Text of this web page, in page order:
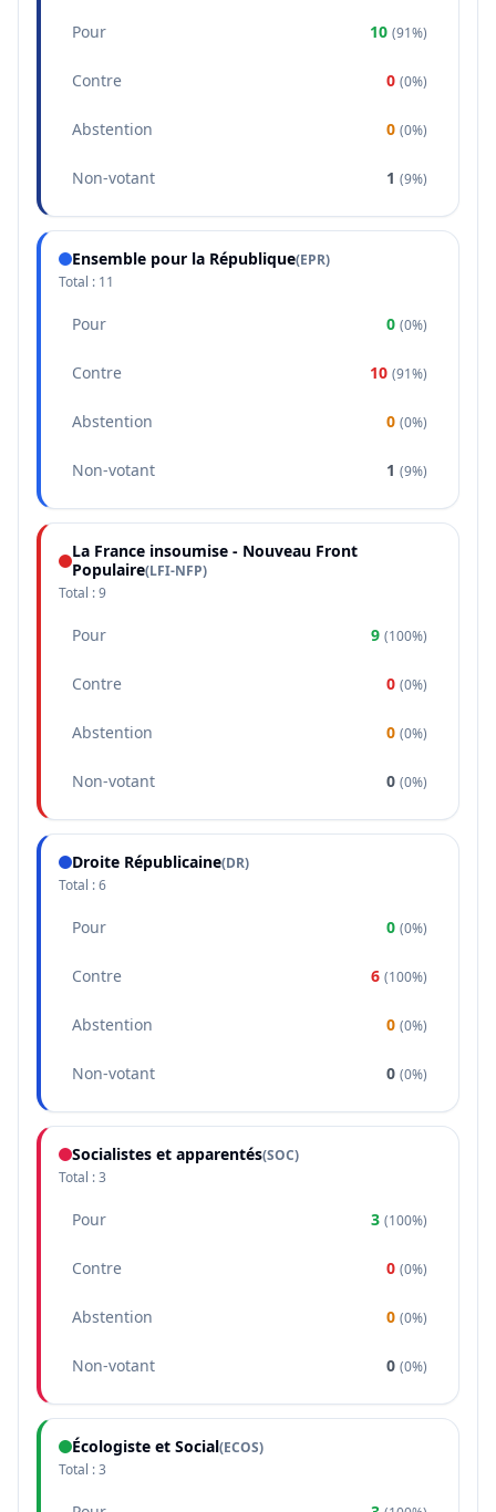
Pour 10 (91%)
Contre 0 (0%)
Abstention 0 (0%)
Non-votant 1 (9%)
Ensemble pour la République(EPR)
Total : 11
Pour 0 (0%)
Contre 10 (91%)
Abstention 0 (0%)
Non-votant 1 (9%)
La France insoumise - Nouveau Front
Populaire(LFI-NFP)
Total :9
Pour 9 (100%)
Contre 0 (0%)
Abstention 0 (0%)
Non-votant 0 (0%)
Droite Républicaine(DR)
Total :6
Pour 0 (0%)
Contre 6 (100%)
Abstention 0 (0%)
Non-votant 0 (0%)
Socialistes et apparentés(SOC)
Total :3
Pour 3 (100%)
Contre 0 (0%)
Abstention 0 (0%)
Non-votant 0 (0%)
Écologiste et Social(ECOS)
Total :3